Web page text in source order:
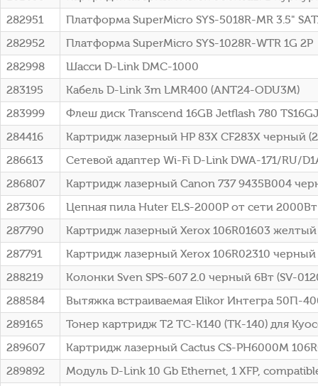
282951
Платформа SuperMicro SYS-5018R-MR 3.5"
282952
Платформа SuperMicro SYS-1028R-WTR 1G 2P
282998
Шасси D-Link DMC-1000
283195
Кабель D-Link 3m LMR400 (ANT24-ODU3M)
283999
Флеш диск Transcend 16GB Jetflash 780
284416
Картридж лазерный HP 83X CF283X черный
286613
Сетевой адаптер Wi-Fi D-Link DWA-171/RU/
286807
Картридж лазерный Canon 737 9435B004
287306
Цепная пила Huter ELS-2000P от сети
287790
Картридж лазерный Xerox 106R01603
287791
Картридж лазерный Xerox 106R02310 черный
288219
Колонки Sven SPS-607 2.0 черный 6Вт (SV-
288584
Вытяжка встраиваемая Elikor Интегра 50П-
289165
Тонер картридж T2 TC-K140 (TK-140) для
289607
Картридж лазерный Cactus CS-PH6000M
289892
Модуль D-Link 10 Gb Ethernet, 1 XFP,